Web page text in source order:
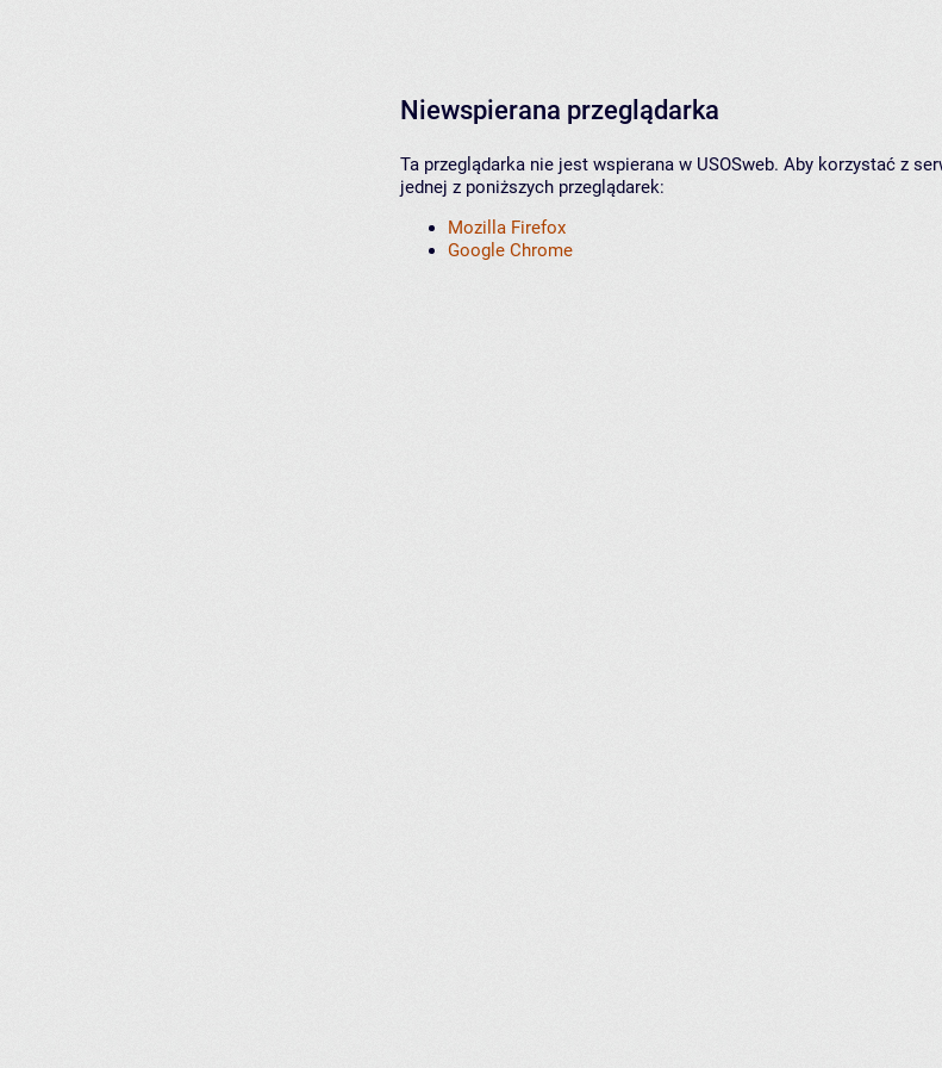
Niewspierana przeglądarka
Ta przeglądarka nie jest wspierana w USOSweb. Aby korzystać z
jednej z poniższych przeglądarek:
Mozilla Firefox
Google Chrome